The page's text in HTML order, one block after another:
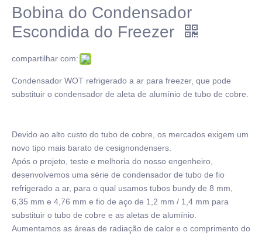
Bobina do Condensador
Escondida do Freezer
compartilhar com:
Condensador WOT refrigerado a ar para freezer, que pode
substituir o condensador de aleta de alumínio de tubo de cobre.
Devido ao alto custo do tubo de cobre, os mercados exigem um
novo tipo mais barato de cesignondensers.
Após o projeto, teste e melhoria do nosso engenheiro,
desenvolvemos uma série de condensador de tubo de fio
refrigerado a ar, para o qual usamos tubos bundy de 8 mm,
6,35 mm e 4,76 mm e fio de aço de 1,2 mm / 1,4 mm para
substituir o tubo de cobre e as aletas de alumínio.
Aumentamos as áreas de radiação de calor e o comprimento do